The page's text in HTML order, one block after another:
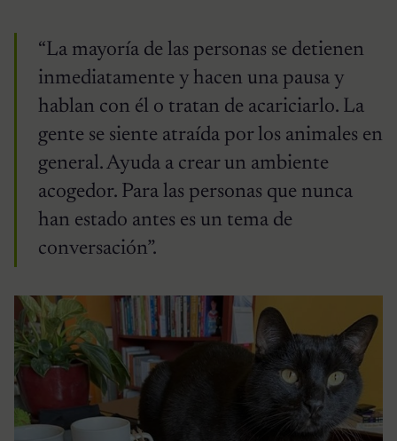
“La mayoría de las personas se detienen
inmediatamente y hacen una pausa y
hablan con él o tratan de acariciarlo. La
gente se siente atraída por los animales en
general. Ayuda a crear un ambiente
acogedor. Para las personas que nunca
han estado antes es un tema de
conversación”.